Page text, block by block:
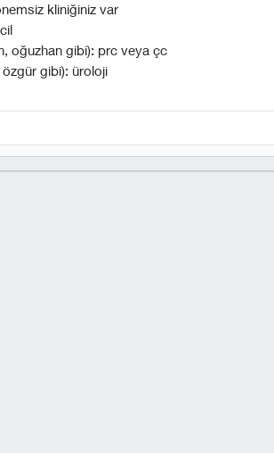
kliniğiniz var
oğuzhan gibi): prc veya çc
özgür gibi): üroloji